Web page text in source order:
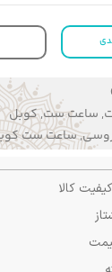
, ساعت ست,کوبل
,ساعت ست
کالا